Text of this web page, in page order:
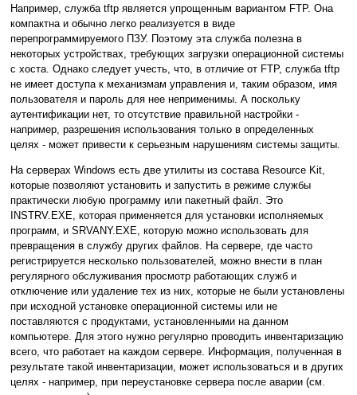
Например, служба tftp является упрощенным вариантом FTP. Она
компактна и обычно легко реализуется в виде
перепрограммируемого ПЗУ. Поэтому эта служба полезна в
некоторых устройствах, требующих загрузки операционной системы
с хоста. Однако следует учесть, что, в отличие от FTP, служба tftp
не имеет доступа к механизмам управления и, таким образом, имя
пользователя и пароль для нее неприменимы. А поскольку
аутентификации нет, то отсутствие правильной настройки -
например, разрешения использования только в определенных
целях - может привести к серьезным нарушениям системы защиты.
На серверах Windows есть две утилиты из состава Resource Kit,
которые позволяют установить и запустить в режиме службы
практически любую программу или пакетный файл. Это
INSTRV.EXE, которая применяется для установки исполняемых
программ, и SRVANY.EXE, которую можно использовать для
превращения в службу других файлов. На сервере, где часто
регистрируется несколько пользователей, можно внести в план
регулярного обслуживания просмотр работающих служб и
отключение или удаление тех из них, которые не были установлены
при исходной установке операционной системы или не
поставляются с продуктами, установленными на данном
компьютере. Для этого нужно регулярно проводить инвентаризацию
всего, что работает на каждом сервере. Информация, полученная в
результате такой инвентаризации, может использоваться и в других
целях - например, при переустановке сервера после аварии (см.